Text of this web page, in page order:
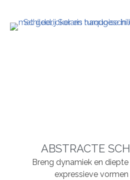
ABSTRACTE
Breng dynamiek en
expressieve vormen